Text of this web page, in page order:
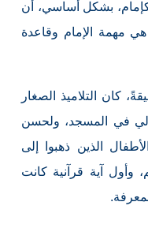
بشكل أساسي، أن
مهمة الإمام وقاعدة
كان التلاميذ الصغار
لي في المسجد، ولحسن
الذين ذهبوا إلى
وأول آية قرآنية كانت